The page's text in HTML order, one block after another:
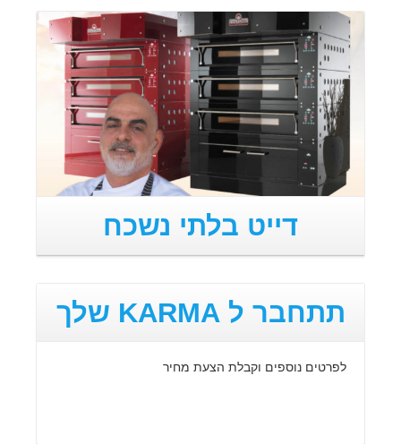
קרא עוד
דייט בלתי נשכח
תתחבר ל KARMA שלך
לפרטים נוספים וקבלת הצעת מחיר